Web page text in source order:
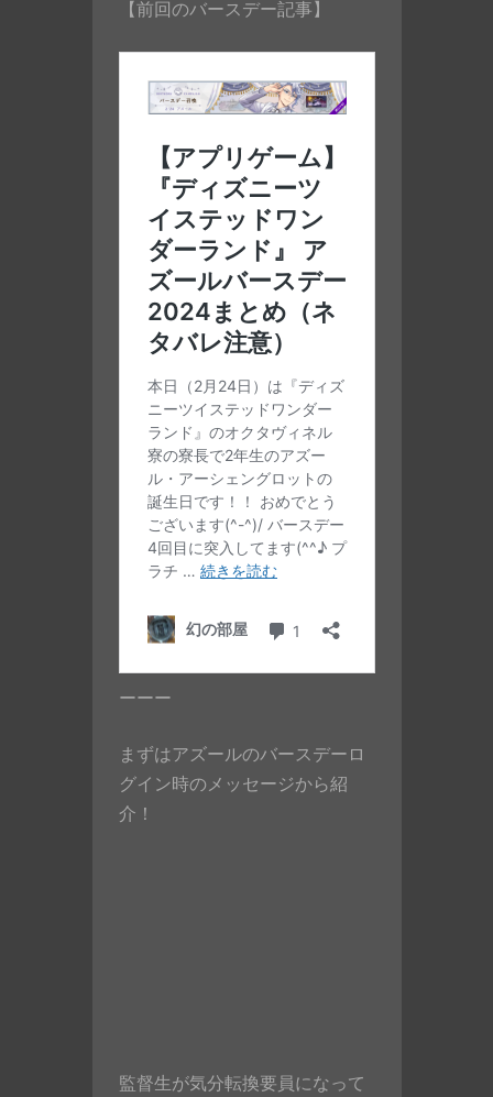
【前回のバースデー記事】
ーーー
まずはアズールのバースデーロ
グイン時のメッセージから紹
介！
監督生が気分転換要員になって